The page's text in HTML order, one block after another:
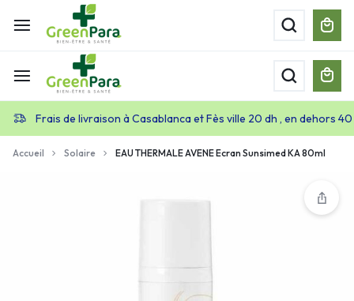
Frais de livraison à Casablanca et Fès ville 20 dh , en dehors
Accueil Solaire EAU THERMALE AVENE Ecran Sunsimed KA 80ml